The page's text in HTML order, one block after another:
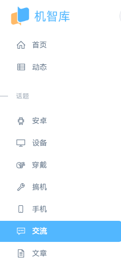
首页
动态
话题
安卓
设备
穿戴
搞机
手机
交流
文章